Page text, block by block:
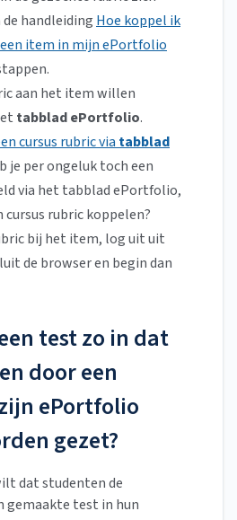
handleiding Hoe koppel ik
item in mijn ePortfolio
aan het item willen
tabblad ePortfolio.
cursus rubric via tabblad
je per ongeluk toch een
via het tabblad ePortfolio,
cursus rubric koppelen?
bij het item, log uit uit
de browser en begin dan
test zo in dat
door een
ePortfolio
gezet?
dat studenten de
gemaakte test in hun